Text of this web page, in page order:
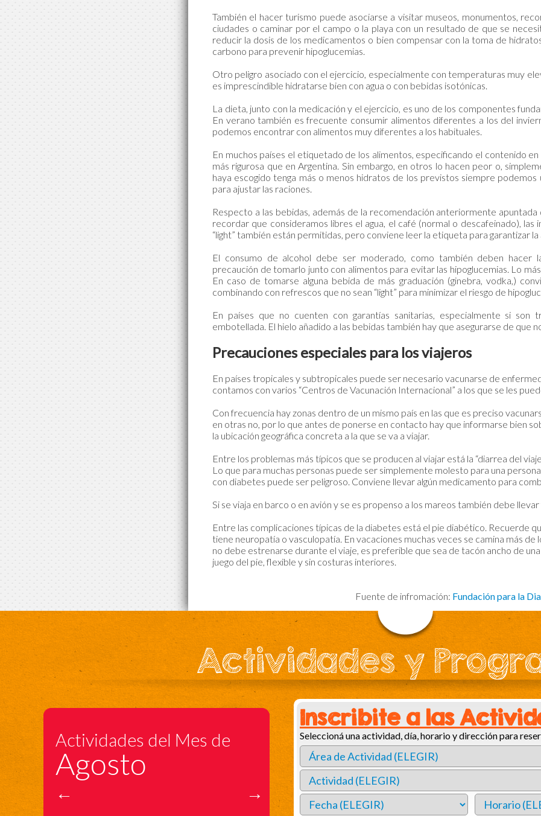
También el hacer turismo puede asociarse a visitar museos, monumentos,
ciudades o caminar por el campo o la playa con un resultado de que se
reducir la dosis de los medicamentos o bien compensar con la toma de
carbono para prevenir hipoglucemias.
Otro peligro asociado con el ejercicio, especialmente con temperaturas muy
es imprescindible hidratarse bien con agua o con bebidas isotónicas.
La dieta, junto con la medicación y el ejercicio, es uno de los componentes
En verano también es frecuente consumir alimentos diferentes a los del
podemos encontrar con alimentos muy diferentes a los habituales.
En muchos países el etiquetado de los alimentos, especificando el contenido
más rigurosa que en Argentina. Sin embargo, en otros lo hacen peor o,
haya escogido tenga más o menos hidratos de los previstos siempre
para ajustar las raciones.
Respecto a las bebidas, además de la recomendación anteriormente
recordar que consideramos libres el agua, el café (normal o descafeinado), las
“light” también están permitidas, pero conviene leer la etiqueta para garantizar
El consumo de alcohol debe ser moderado, como también deben hacer
precaución de tomarlo junto con alimentos para evitar las hipoglucemias. Lo
En caso de tomarse alguna bebida de más graduación (ginebra, vodka,)
combinando con refrescos que no sean “light” para minimizar el riesgo de
En países que no cuenten con garantías sanitarias, especialmente si son
embotellada. El hielo añadido a las bebidas también hay que asegurarse de que
Precauciones especiales para los viajeros
En países tropicales y subtropicales puede ser necesario vacunarse de
contamos con varios “Centros de Vacunación Internacional” a los que se les
Con frecuencia hay zonas dentro de un mismo país en las que es preciso
en otras no, por lo que antes de ponerse en contacto hay que informarse bien
la ubicación geográfica concreta a la que se va a viajar.
Entre los problemas más típicos que se producen al viajar está la “diarrea del
Lo que para muchas personas puede ser simplemente molesto para una persona
con diabetes puede ser peligroso. Conviene llevar algún medicamento para
Si se viaja en barco o en avión y se es propenso a los mareos también debe
Entre las complicaciones típicas de la diabetes está el pie diabético. Recuerde
tiene neuropatía o vasculopatía. En vacaciones muchas veces se camina más de
no debe estrenarse durante el viaje, es preferible que sea de tacón ancho de
juego del pie, flexible y sin costuras interiores.
Fuente de infromación: Fundación para la
Actividades y
Inscribite a las
Seleccioná una actividad, día, horario y dirección para